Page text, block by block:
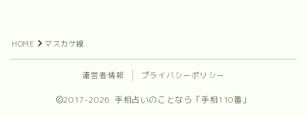
HOME マスカケ線
運営者情報 プライバシーポリシー
2017–2026 手相占いのことなら「手相110番」